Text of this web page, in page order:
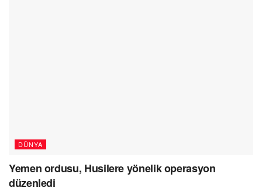
DÜNYA
Yemen ordusu, Husilere yönelik operasyon
düzenledi